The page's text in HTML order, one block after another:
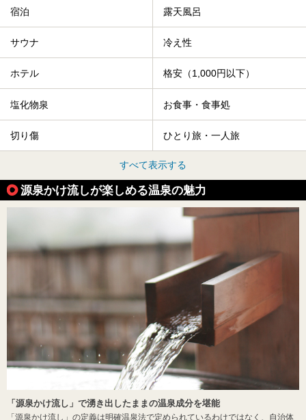
宿泊 露天風呂
サウナ 冷え性
ホテル 格安（1,000円以下）
塩化物泉 お食事・食事処
切り傷 ひとり旅・一人旅
すべて表示する
源泉かけ流しが楽しめる温泉の魅力
「源泉かけ流し」で湧き出したままの温泉成分を堪能
「源泉かけ流し」の定義は明確温泉法で定められているわけではなく、自治体